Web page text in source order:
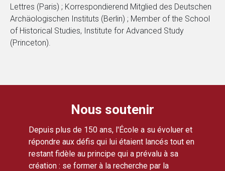
Lettres (Paris) ; Korrespondierend Mitglied des Deutschen
Archäologischen Instituts (Berlin) ; Member of the School
of Historical Studies, Institute for Advanced Study
(Princeton).
Nous soutenir
Depuis plus de 150 ans, l'École a su évoluer et
répondre aux défis qui lui étaient lancés tout en
restant fidèle au principe qui a prévalu à sa
création : se former à la recherche par la